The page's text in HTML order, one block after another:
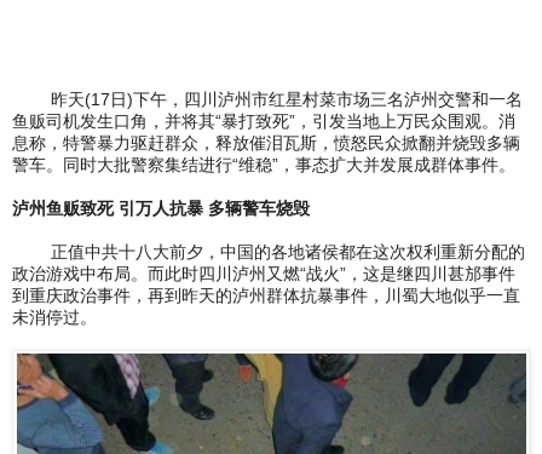
昨天(17日)下午，四川泸州市红星村菜市场三名泸州交警和一名
鱼贩司机发生口角，并将其“暴打致死”，引发当地上万民众围观。消
息称，特警暴力驱赶群众，释放催泪瓦斯，愤怒民众掀翻并烧毁多辆
警车。同时大批警察集结进行“维稳”，事态扩大并发展成群体事件。
泸州鱼贩致死 引万人抗暴 多辆警车烧毁
正值中共十八大前夕，中国的各地诸侯都在这次权利重新分配的
政治游戏中布局。而此时四川泸州又燃“战火”，这是继四川甚邡事件
到重庆政治事件，再到昨天的泸州群体抗暴事件，川蜀大地似乎一直
未消停过。